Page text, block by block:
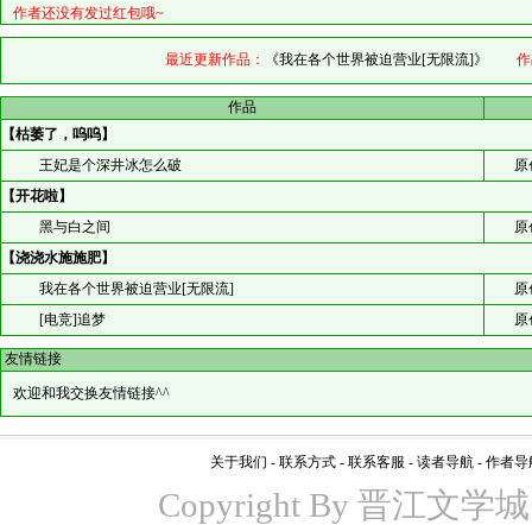
作者还没有发过红包哦~
最近更新作品： 《我在各个世界被迫营业[无限流]》 作
作品
【枯萎了，呜呜】
王妃是个深井冰怎么破
原
【开花啦】
黑与白之间
原
【浇浇水施施肥】
我在各个世界被迫营业[无限流]
原
[电竞]追梦
原
友情链接
欢迎和我交换友情链接^^
关于我们 - 联系方式 - 联系客服 - 读者导航 - 作者导
Copyright By 晋江文学